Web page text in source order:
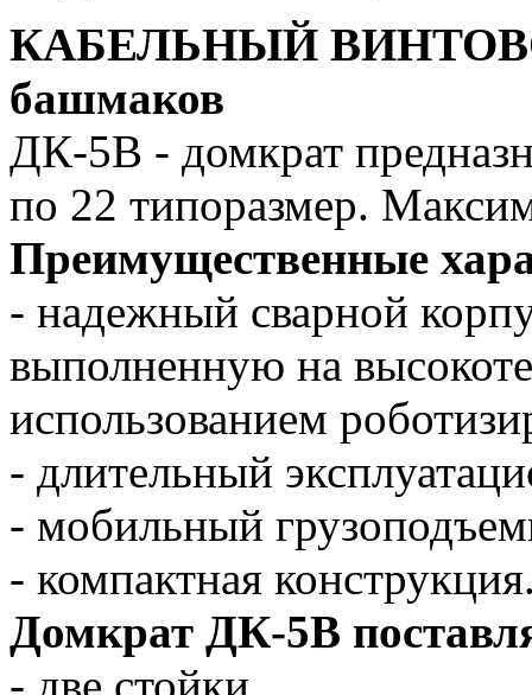
КАБЕЛЬНЫЙ
башмаков
ДК-5В - домкрат
по 22 типоразмер.
Преимущественные
- надежный сварной
выполненную на
использованием
- длительный
- мобильный
- компактная
Домкрат ДК-5В
- две стойки,